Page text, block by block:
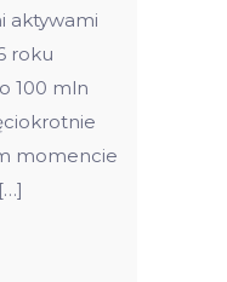
aktywami
roku
100 mln
momencie